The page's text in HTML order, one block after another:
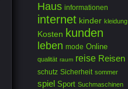
Haus informationen
internet kinder kleidung
Kosten kunden
leben mode Online
qualität raum reise Reisen
schutz Sicherheit sommer
spiel Sport Suchmaschinen